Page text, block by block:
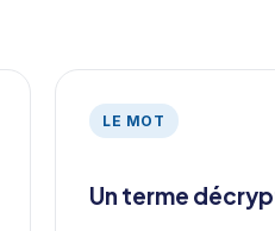
LE MOT
Un terme